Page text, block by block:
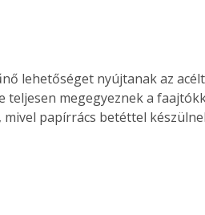
lehetőséget nyújtanak az
teljesen megegyeznek a
papírrács betéttel